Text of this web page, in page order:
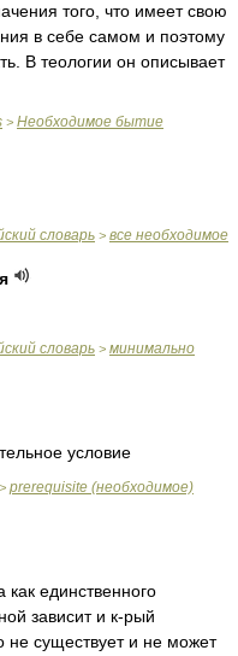
того, что имеет свою
в себе самом и поэтому
В теологии он описывает
> Необходимое бытие
словарь > все необходимое
словарь > минимально
условие
> prerequisite (необходимое)
единственного
зависит и к-рый
не существует и не может